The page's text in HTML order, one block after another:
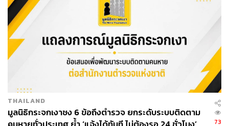
อ้างอิง:
https://www.facebook.com/chonburi.football.club/pho
tos/a.196710677022036/6283215778371465/
TAGS: สโมสรชลบุรี เอฟซี ชลบุรี
เฉลิมพงษ์ เกิดแก้ว
วรวุฒิ สุขุนา
กัญญา พงษ์หัสส์บรรณ
THAILAND
มูลนิธิกระจกเงาชง 6 ข้อถึงตำรวจ ยกระดับระบบติดตาม
73